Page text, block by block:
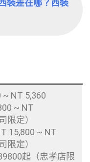
裝差在哪？西裝
NT 5,360
~ NT
限定）
15,800 ~ NT
限定）
起（忠孝店限